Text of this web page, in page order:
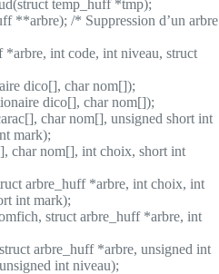
struct temp_huff *tmp);
**arbre); /* Suppression d’un arbre
*arbre, int code, int niveau, struct
dico[], charnom[]);
dico[], charnom[]);
charnom[], unsigned short int
mark);
charnom[], int choix, short int
arbre_huff *arbre, int choix, int
int mark);
struct arbre_huff *arbre, int
struct arbre_huff *arbre, unsigned int
unsigned int niveau);